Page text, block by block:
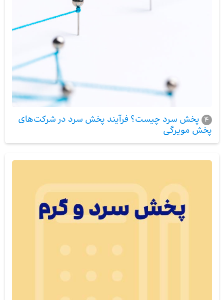
4 پخش سرد چیست؟ فرآیند پخش سرد در شرکت‌های
پخش مویرگی